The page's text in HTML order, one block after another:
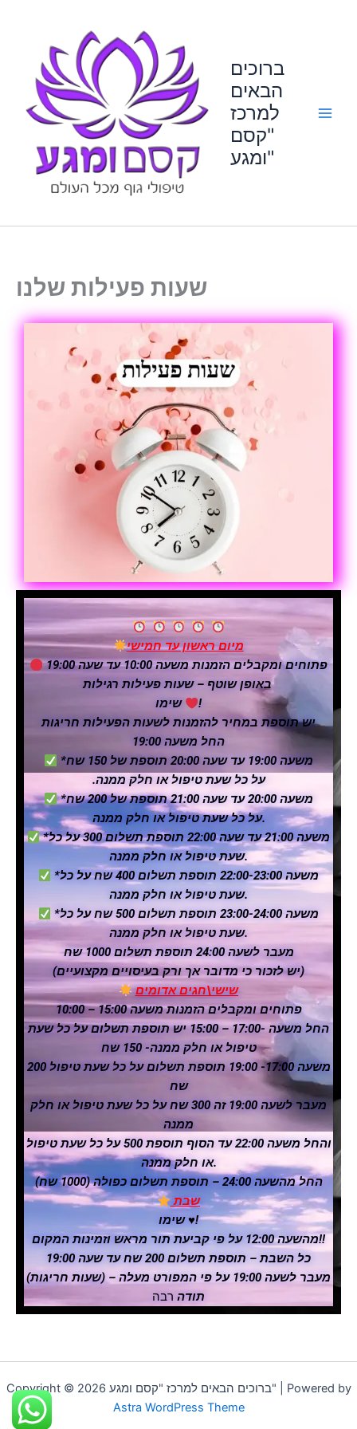
ברוכים
הבאים
למרכז
"קסם
ומגע"
שעות פעילות שלנו
מיום ראשון עדחמישי
פתוחים ומקבלים הזמנות משעה 10:00 עד שעה 19:00
באופן שוטף – שעות פעילות רגילות
שימו
!
יש תוספת במחיר להזמנות לשעות הפעילות חריגות
החל משעה 19:00
*משעה 19:00 עד שעה 20:00 תוספת של 150 שח
.על כל שעת טיפול או חלק ממנה
*משעה 20:00 עד שעה 21:00 תוספת של 200 שח
על כל שעת טיפול או חלק ממנה.
*משעה 21:00 עד שעה 22:00 תוספת תשלום 300 על כל
שעת טיפול או חלק ממנה.
*משעה 22:00-23:00 תוספת תשלום 400 שח על כל
שעת טיפול או חלק ממנה.
*משעה 23:00-24:00 תוספת תשלום 500 שח על כל
שעת טיפול או חלק ממנה.
מעבר לשעה 24:00 תוספת תשלום 1000 שח
(יש לזכור כי מדובר אך ורק בעיסויים מקצועיים)
שישי\חגים אדומים
פתוחים ומקבלים הזמנות משעה 15:00 – 10:00
החל משעה -17:00 – 15:00 יש תוספת תשלום על כל שעת
טיפול או חלק ממנה- 150 שח
משעה 17:00- 19:00 תוספת תשלום על כל שעת טיפול 200
שח
מעבר לשעה 19:00 זה 300 שח על כל שעת טיפול או חלק
ממנה
והחל משעה 22:00 עד הסוף תוספת 500 על כל שעת טיפול
או חלק ממנה.
החל מהשעה 24:00 – תוספת תשלום כפולה (1000 שח)
שבת
שימו ♥️!
מהשעה 12:00 על פי קביעת תור מראש וזמינות המקום!!
כל השבת – תוספת תשלום 200 שח עד שעה 19:00
מעבר לשעה 19:00 על פי המפורט מעלה – (שעות חריגות)
תודה רבה
Copyright © 2026 ברוכים הבאים למרכז "קסם ומגע" | Powered by
Astra WordPress Theme